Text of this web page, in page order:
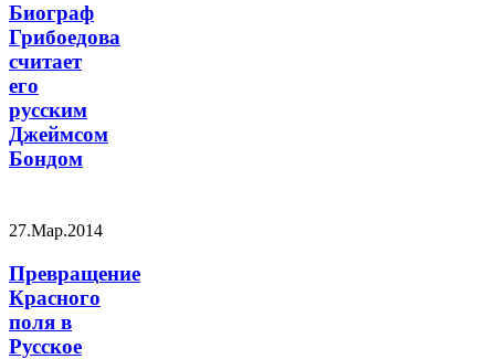
Биограф
Грибоедова
считает
его
русским
Джеймсом
Бондом
27.Мар.2014
Превращение
Красного
поля в
Русское